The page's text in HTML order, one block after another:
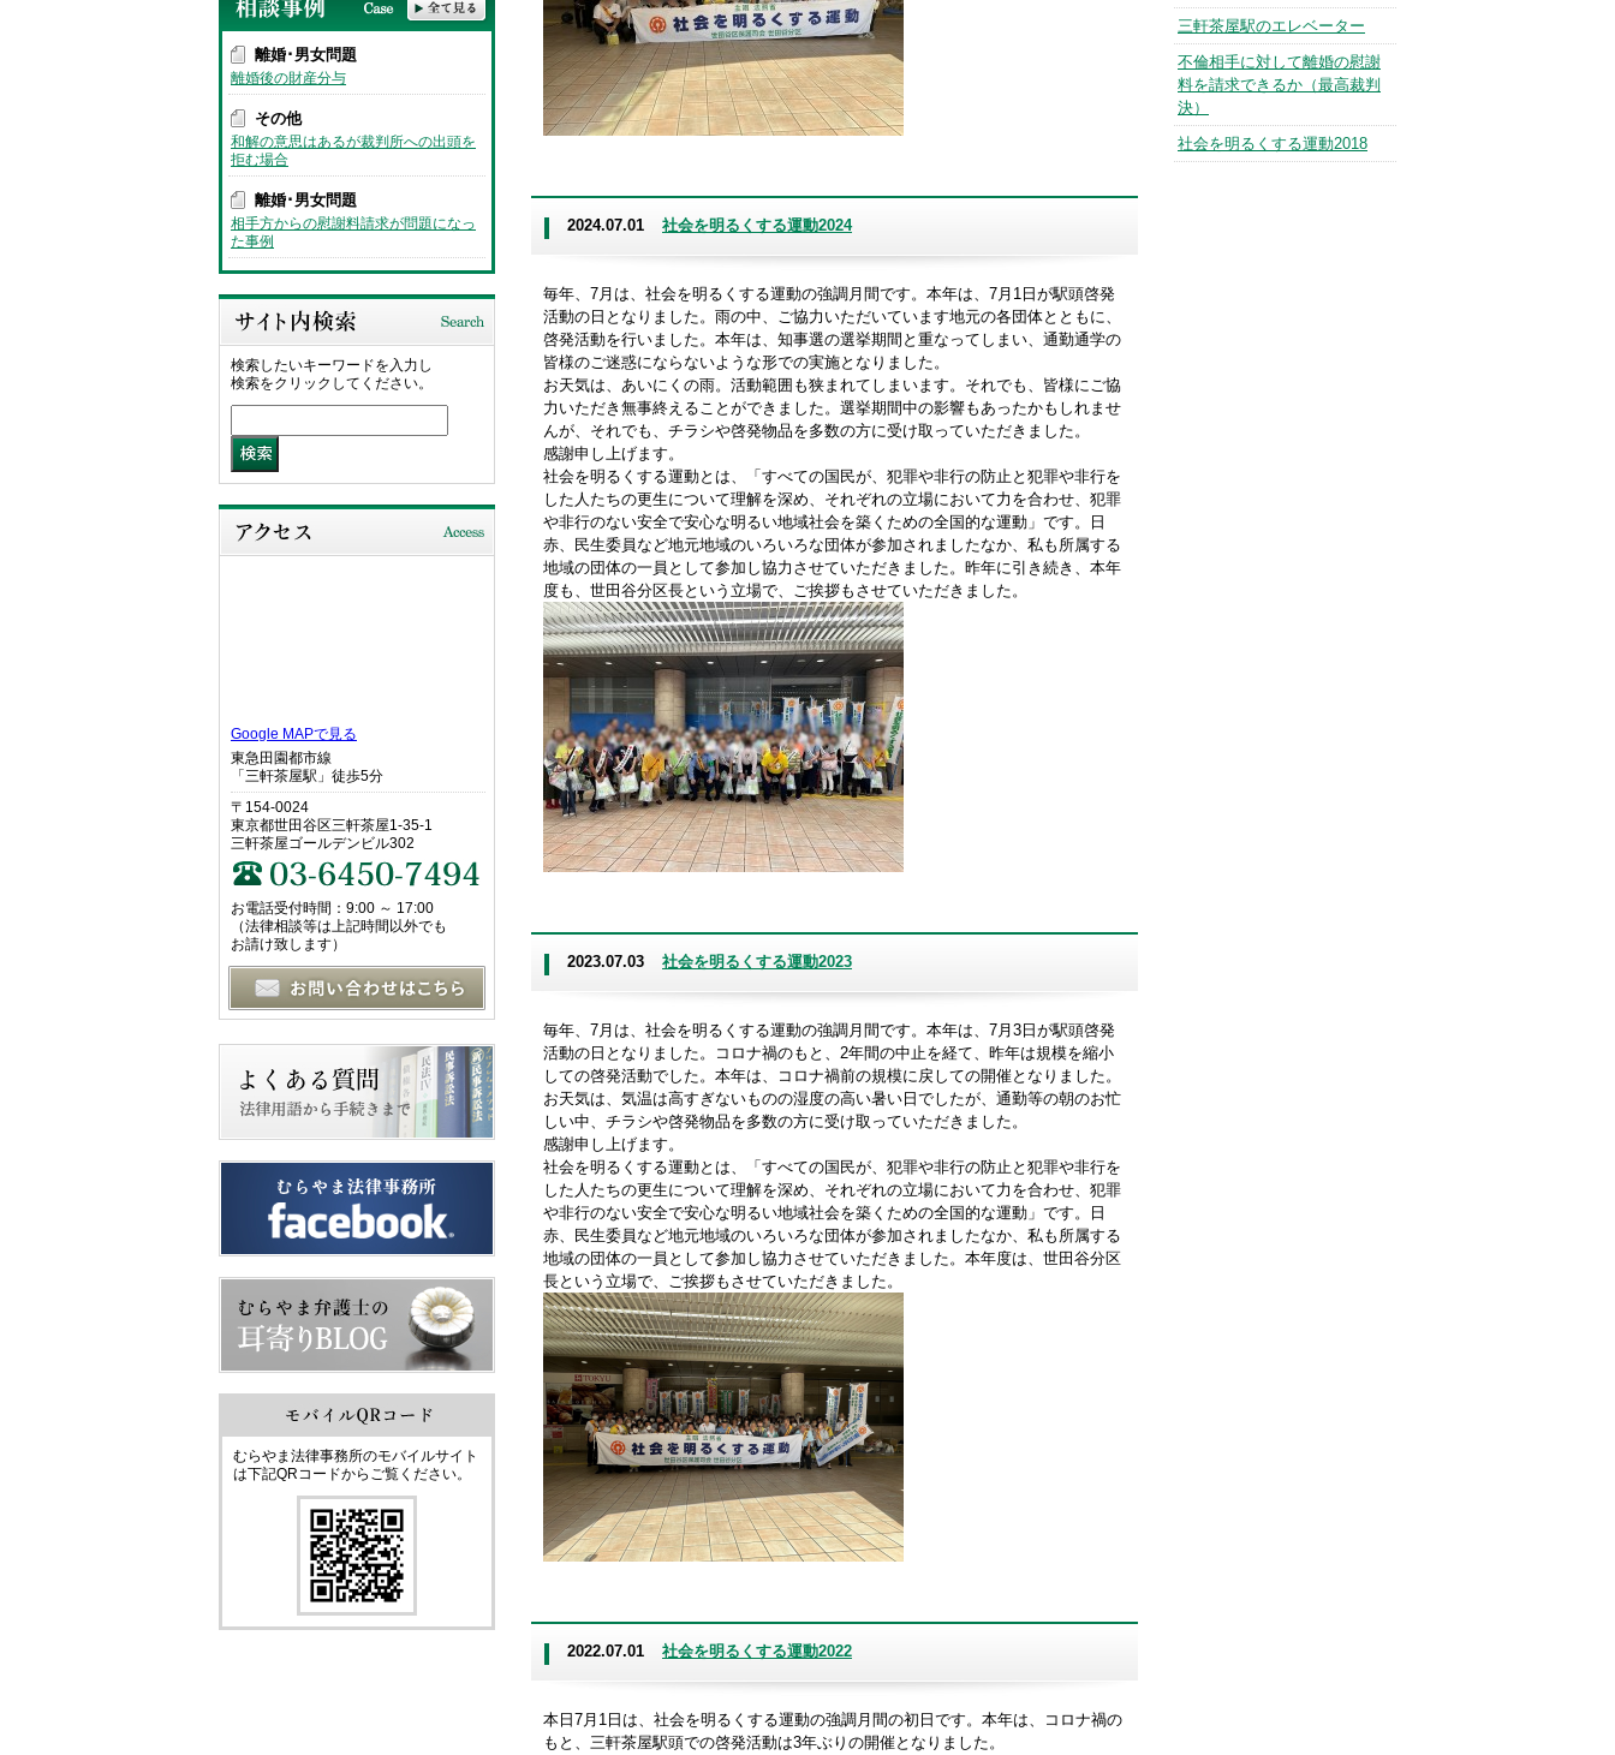
2024.07.01 社会を明るくする運動2024
毎年、7月は、社会を明るくする運動の強調月間です。本年は、7月1日が駅頭啓発
活動の日となりました。雨の中、ご協力いただいています地元の各団体とともに、
啓発活動を行いました。本年は、知事選の選挙期間と重なってしまい、通勤通学の
皆様のご迷惑にならないような形での実施となりました。
お天気は、あいにくの雨。活動範囲も狭まれてしまいます。それでも、皆様にご協
力いただき無事終えることができました。選挙期間中の影響もあったかもしれませ
んが、それでも、チラシや啓発物品を多数の方に受け取っていただきました。
感謝申し上げます。
社会を明るくする運動とは、「すべての国民が、犯罪や非行の防止と犯罪や非行を
した人たちの更生について理解を深め、それぞれの立場において力を合わせ、犯罪
や非行のない安全で安心な明るい地域社会を築くための全国的な運動」です。日
赤、民生委員など地元地域のいろいろな団体が参加されましたなか、私も所属する
地域の団体の一員として参加し協力させていただきました。昨年に引き続き、本年
度も、世田谷分区長という立場で、ご挨拶もさせていただきました。
2023.07.03 社会を明るくする運動2023
毎年、7月は、社会を明るくする運動の強調月間です。本年は、7月3日が駅頭啓発
活動の日となりました。コロナ禍のもと、2年間の中止を経て、昨年は規模を縮小
しての啓発活動でした。本年は、コロナ禍前の規模に戻しての開催となりました。
お天気は、気温は高すぎないものの湿度の高い暑い日でしたが、通勤等の朝のお忙
しい中、チラシや啓発物品を多数の方に受け取っていただきました。
感謝申し上げます。
社会を明るくする運動とは、「すべての国民が、犯罪や非行の防止と犯罪や非行を
した人たちの更生について理解を深め、それぞれの立場において力を合わせ、犯罪
や非行のない安全で安心な明るい地域社会を築くための全国的な運動」です。日
赤、民生委員など地元地域のいろいろな団体が参加されましたなか、私も所属する
地域の団体の一員として参加し協力させていただきました。本年度は、世田谷分区
長という立場で、ご挨拶もさせていただきました。
2022.07.01 社会を明るくする運動2022
本日7月1日は、社会を明るくする運動の強調月間の初日です。本年は、コロナ禍の
もと、三軒茶屋駅頭での啓発活動は3年ぶりの開催となりました。
三軒茶屋駅のエレベーター
不倫相手に対して離婚の慰謝
料を請求できるか（最高裁判
決）
社会を明るくする運動2018
離婚･男女問題
離婚後の財産分与
その他
和解の意思はあるが裁判所への出頭を
拒む場合
離婚･男女問題
相手方からの慰謝料請求が問題になっ
た事例
検索したいキーワードを入力し
検索をクリックしてください。
Google MAPで見る
東急田園都市線
「三軒茶屋駅」徒歩5分
〒154-0024
東京都世田谷区三軒茶屋1-35-1
三軒茶屋ゴールデンビル302
お電話受付時間：9:00 ～ 17:00
（法律相談等は上記時間以外でも
お請け致します）
むらやま法律事務所のモバイルサイト
は下記QRコードからご覧ください。